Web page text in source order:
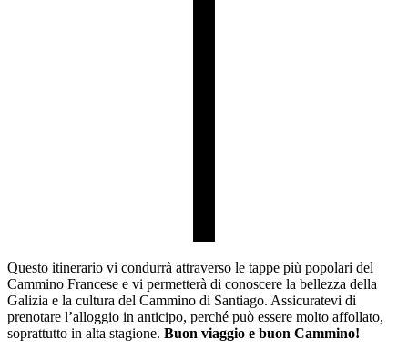
Questo itinerario vi condurrà attraverso le tappe più popolari del
Cammino Francese e vi permetterà di conoscere la bellezza della
Galizia e la cultura del Cammino di Santiago. Assicuratevi di
prenotare l’alloggio in anticipo, perché può essere molto affollato,
soprattutto in alta stagione. Buon viaggio e buon Cammino!